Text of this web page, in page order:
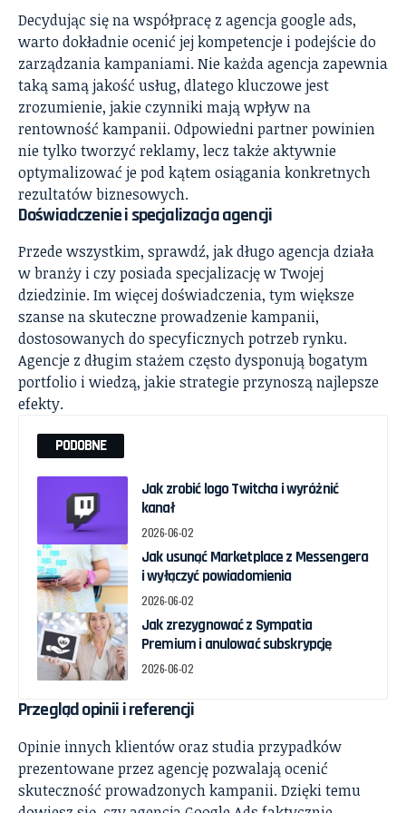
Decydując się na współpracę z agencja google ads,
warto dokładnie ocenić jej kompetencje i podejście do
zarządzania kampaniami. Nie każda agencja zapewnia
taką samą jakość usług, dlatego kluczowe jest
zrozumienie, jakie czynniki mają wpływ na
rentowność kampanii. Odpowiedni partner powinien
nie tylko tworzyć reklamy, lecz także aktywnie
optymalizować je pod kątem osiągania konkretnych
rezultatów biznesowych.
Doświadczenie i specjalizacja agencji
Przede wszystkim, sprawdź, jak długo agencja działa
w branży i czy posiada specjalizację w Twojej
dziedzinie. Im więcej doświadczenia, tym większe
szanse na skuteczne prowadzenie kampanii,
dostosowanych do specyficznych potrzeb rynku.
Agencje z długim stażem często dysponują bogatym
portfolio i wiedzą, jakie strategie przynoszą najlepsze
efekty.
PODOBNE
Jak zrobić logo Twitcha i wyróżnić
kanał
2026-06-02
Jak usunąć Marketplace z Messengera
i wyłączyć powiadomienia
2026-06-02
Jak zrezygnować z Sympatia
Premium i anulować subskrypcję
2026-06-02
Przegląd opinii i referencji
Opinie innych klientów oraz studia przypadków
prezentowane przez agencję pozwalają ocenić
skuteczność prowadzonych kampanii. Dzięki temu